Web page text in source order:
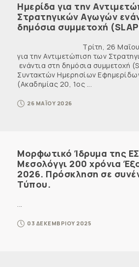
Ημερίδα για την
Στρατηγικών Αγωγών
δημόσια συμμετοχή
Τρίτη, 26 Μαΐου
για την Αντιμετώπιση των
ενάντια στη δημόσια συμμετοχή
Συντακτών Ημερησίων
(Ακαδημίας 20, 1ος ...
26 ΜΑΪΟΥ 2026
Μορφωτικό Ίδρυμα της
Μεσολόγγι 200 χρόνια
2026. Πρόσκληση σε
Τύπου.
...
03 ΔΕΚΕΜΒΡΙΟΥ 2025